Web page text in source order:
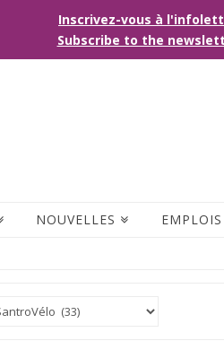
Inscrivez-vous à
Subscribe to the
NOUVELLES EMPLOIS